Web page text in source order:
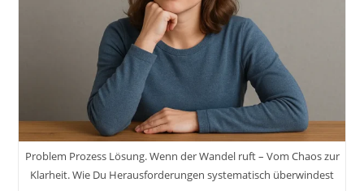
Problem Prozess Lösung. Wenn der Wandel ruft – Vom Chaos zur
Klarheit. Wie Du Herausforderungen systematisch überwindest